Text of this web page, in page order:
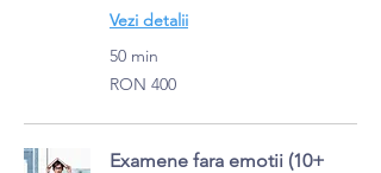
Vezi detalii
50 min
400
Romanian
RON 400
Examene fara emotii (10+